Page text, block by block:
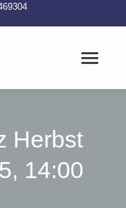
Herbst
14:00